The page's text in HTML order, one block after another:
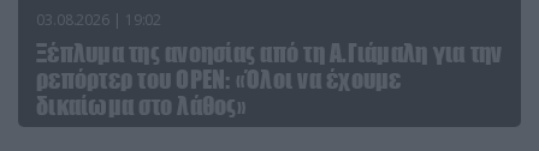
03.08.2026 | 19:02
Ξέπλυμα της ανοησίας από τη Α.Γιάμαλη για την
ρεπόρτερ του ΟΡΕΝ: «Όλοι να έχουμε
δικαίωμα στο λάθος»